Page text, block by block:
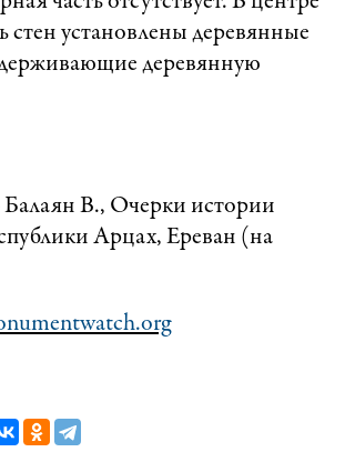
стен установлены деревянные
деревянную
Балаян В., Очерки истории
Арцах, Ереван (на